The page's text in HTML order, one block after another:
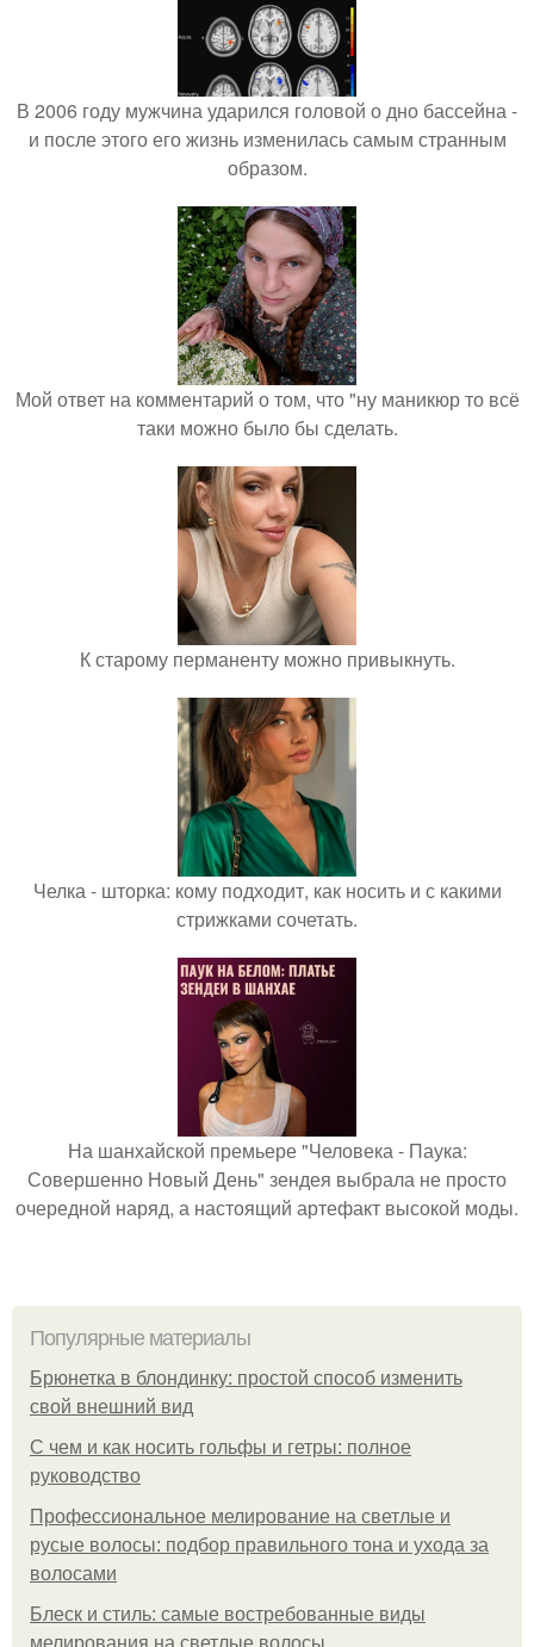
В 2006 году мужчина ударился головой о дно бассейна -
и после этого его жизнь изменилась самым странным
образом.
Мой ответ на комментарий о том, что "ну маникюр то всё
таки можно было бы сделать.
К старому перманенту можно привыкнуть.
Челка - шторка: кому подходит, как носить и с какими
стрижками сочетать.
На шанхайской премьере "Человека - Паука:
Совершенно Новый День" зендея выбрала не просто
очередной наряд, а настоящий артефакт высокой моды.
Популярные материалы
Брюнетка в блондинку: простой способ изменить
свой внешний вид
С чем и как носить гольфы и гетры: полное
руководство
Профессиональное мелирование на светлые и
русые волосы: подбор правильного тона и ухода за
волосами
Блеск и стиль: самые востребованные виды